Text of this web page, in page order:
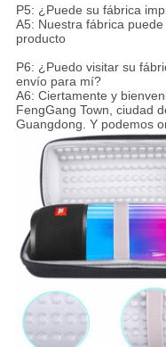
P5: ¿Puede su fábrica
A5: Nuestra fábrica
producto
P6: ¿Puedo visitar su
envío para mí?
A6: Ciertamente y
FengGang Town, ciudad
Guangdong. Y podemos